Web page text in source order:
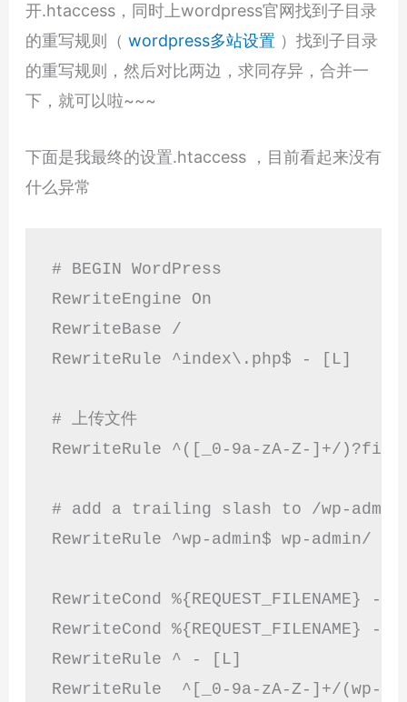
开.htaccess，同时上wordpress官网找到子目录
的重写规则（ wordpress多站设置 ）找到子目录
的重写规则，然后对比两边，求同存异，合并一
下，就可以啦~~~
下面是我最终的设置.htaccess ，目前看起来没有
什么异常
# BEGIN WordPress
RewriteEngine On
RewriteBase /
RewriteRule ^index\.php$ - [L]
# 上传文件
RewriteRule ^([_0-9a-zA-Z-]+/
# add a trailing slash to /wp-admin
RewriteRule ^wp-admin$ wp-admin/
RewriteCond %{REQUEST_FILENAME} -f
RewriteCond %{REQUEST_FILENAME} -d
RewriteRule ^ - [L]
RewriteRule  ^[_0-9a-zA-Z-]+/(wp-